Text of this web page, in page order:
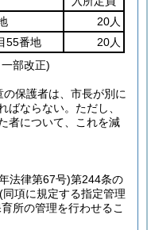
20人
55番地
20人
部改正)
保護者は、市長が別に
ばならない。 ただし、
者について、これを減
法律第67号)第244条の
(同項に規定する指定管理
所の管理を行わせるこ